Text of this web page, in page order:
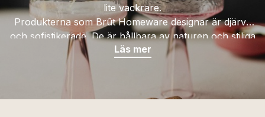
lite vackrare.
Produkterna som Brût Homeware designar är djärva
och sofistikerade. De är hållbara av naturen och stiliga
till sin design. Där det är möjligt används återvunnet
material och plastförpackningar används endast när
sig från ett ostronkit till vaser och eleganta
Läs mer